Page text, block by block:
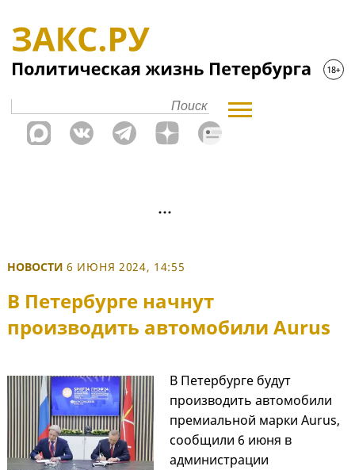
НОВОСТИ 6 ИЮНЯ 2024, 14:55
В Петербурге начнут
производить автомобили Aurus
В Петербурге будут
производить автомобили
премиальной марки Aurus,
сообщили 6 июня в
администрации